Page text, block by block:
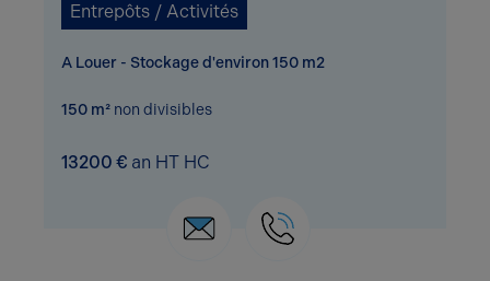
Entrepôts / Activités
A Louer - Stockage d'environ 150 m2
150 m² non divisibles
13200 € an HT HC